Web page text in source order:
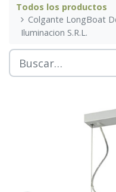
Todos los productos
Colgante LongBoat
Iluminacion S.R.L.